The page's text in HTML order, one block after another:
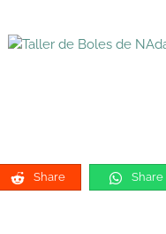
Share Share